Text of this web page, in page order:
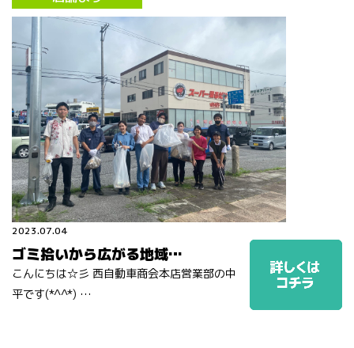
2023.07.04
ゴミ拾いから広がる地域…
こんにちは☆彡 西自動車商会本店営業部の中
平です(*^^*) …